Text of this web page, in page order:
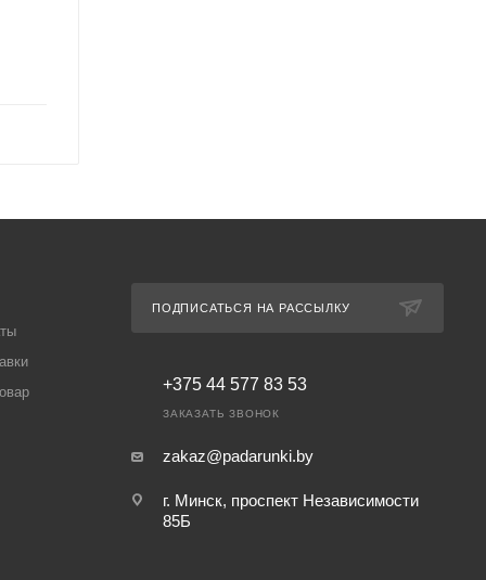
ПОДПИСАТЬСЯ НА РАССЫЛКУ
+375 44 577 83 53
ЗАКАЗАТЬ ЗВОНОК
zakaz@padarunki.by
г. Минск, проспект Независимости
85Б